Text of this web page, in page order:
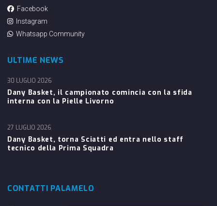
Facebook
Instagram
Whatsapp Community
ULTIME NEWS
Dany Basket, il campionato comincia con la sfida
interna con la Pielle Livorno
30 LUGLIO 2026
Dany Basket, torna Sciatti ed entra nello staff
tecnico della Prima Squadra
27 LUGLIO 2026
CONTATTI PALAMELO